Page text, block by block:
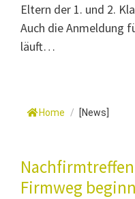
Eltern der 1. und 2.
Auch die Anmeldung
läuft…
Home / [News]
Firmweg